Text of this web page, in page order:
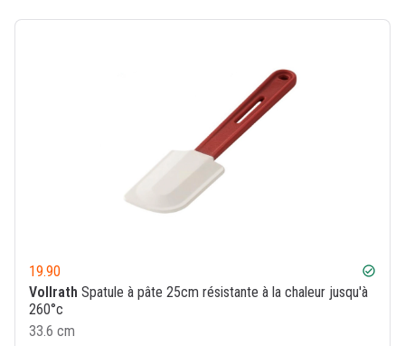
19.90 check_circle
Vollrath Spatule à pâte 25cm résistante à la chaleur jusqu'à
260°c
33.6 cm